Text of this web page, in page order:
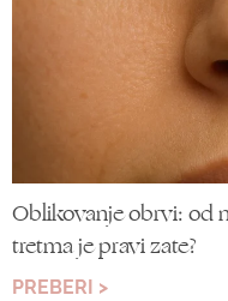
Oblikovanje obrvi: od
tretma je pravi zate?
PREBERI >